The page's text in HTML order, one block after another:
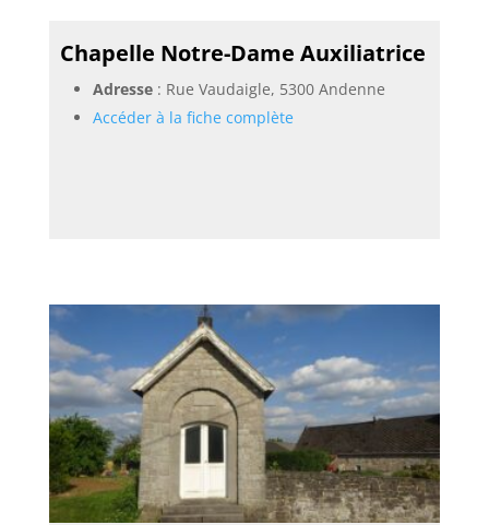
Chapelle Notre-Dame Auxiliatrice
Adresse: Rue Vaudaigle, 5300 Andenne
Accéder à la fiche complète